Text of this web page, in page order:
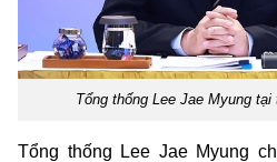
Tổng thống Lee Jae Myung tại
Tổng thống Lee Jae Myung